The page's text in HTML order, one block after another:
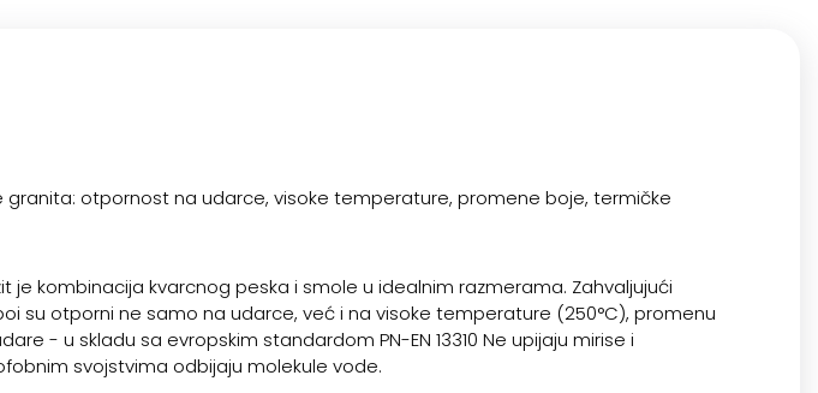
granita: otpornost na udarce, visoke temperature, promene boje, termičke
je kombinacija kvarcnog peska i smole u idealnim razmerama. Zahvaljujući
su otporni ne samo na udarce, već i na visoke temperature (250°C), promenu
- u skladu sa evropskim standardom PN-EN 13310 Ne upijaju mirise i
svojstvima odbijaju molekule vode.